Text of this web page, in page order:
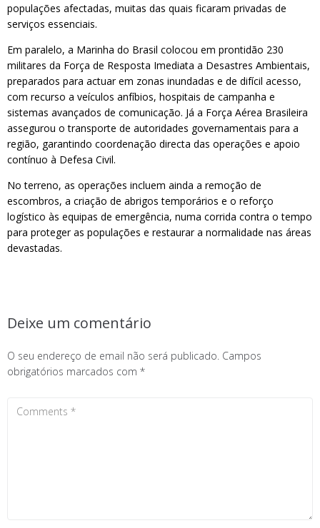
populações afectadas, muitas das quais ficaram privadas de
serviços essenciais.
Em paralelo, a Marinha do Brasil colocou em prontidão 230
militares da Força de Resposta Imediata a Desastres Ambientais,
preparados para actuar em zonas inundadas e de difícil acesso,
com recurso a veículos anfíbios, hospitais de campanha e
sistemas avançados de comunicação. Já a Força Aérea Brasileira
assegurou o transporte de autoridades governamentais para a
região, garantindo coordenação directa das operações e apoio
contínuo à Defesa Civil.
No terreno, as operações incluem ainda a remoção de
escombros, a criação de abrigos temporários e o reforço
logístico às equipas de emergência, numa corrida contra o tempo
para proteger as populações e restaurar a normalidade nas áreas
devastadas.
Deixe um comentário
O seu endereço de email não será publicado. Campos
obrigatórios marcados com *